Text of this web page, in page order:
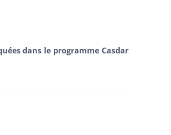
dans le programme Casdar